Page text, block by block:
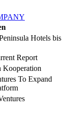
Hotels bis
Report
Kooperation
To Expand